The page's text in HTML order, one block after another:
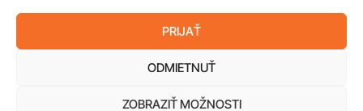
PRIJAŤ
ODMIETNUŤ
ZOBRAZIŤ MOŽNOSTI